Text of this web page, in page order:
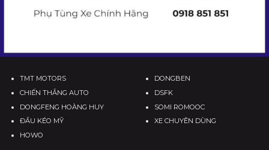
TMT MOTORS
CHIẾN THẮNG AUTO
DONGFENG HOÀNG HUY
ĐẦU KÉO MỸ
HOWO
DONGBEN
DSFK
SOMI ROMOOC
XE CHUYÊN DÙNG